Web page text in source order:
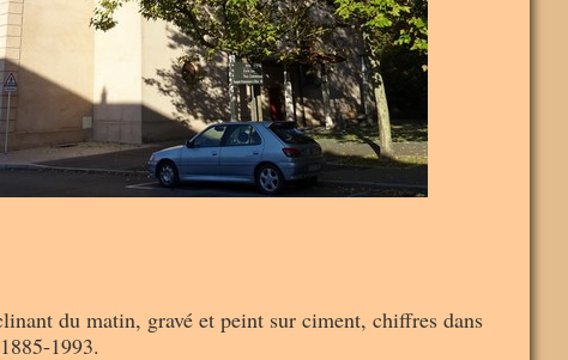
du matin, gravé et peint sur ciment, chiffres dans
1993.